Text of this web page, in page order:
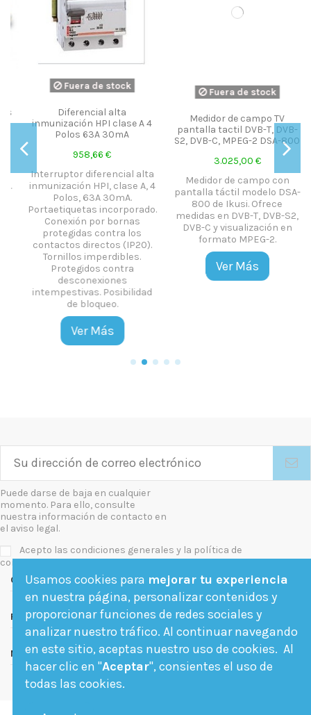
Fuera de stock
Medidor de campo TV
pantalla tactil DVB-T, DVB-
S2, DVB-C, MPEG-2 DSA-800
3.025,00 €
Medidor de campo con
pantalla táctil modelo DSA-
800 de Ikusi. Ofrece
medidas en DVB-T, DVB-S2,
DVB-C y visualización en
formato MPEG-2.
Ver Más
Antena TDT FLASHD
COMPACT
Antena compacta de facil
instalación modelo 1803
ganancia. Este producto
queda sustituido por nuevo
modelo. Ikusi 1811 Para
consultar nuevo producto,
pinche aquí.
Ver Más
Puede darse de baja en cualquier
momento. Para ello, consulte
nuestra información de contacto en
el aviso legal.
Acepto las condiciones generales y la política de
confidencialidad
Contact us
Follow us
Newsletter
Usamos cookies para mejorar tu experiencia
en nuestra página, personalizar contenidos y
proporcionar funciones de redes sociales y
analizar nuestro tráfico. Al continuar navegando
en este sitio, aceptas nuestro uso de cookies. Al
hacer clic en "Aceptar", consientes el uso de
todas las cookies.